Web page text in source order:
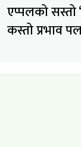
एप्पलको सस्तो
कस्तो प्रभाव